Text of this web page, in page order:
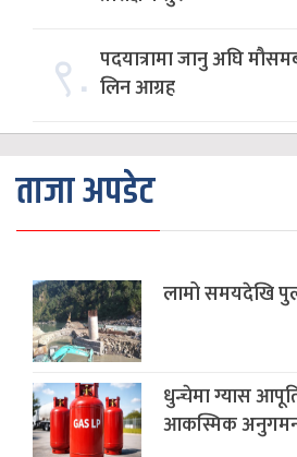
९. पदयात्रामा जानु अघि
लिन आग्रह
ताजा अपडेट
लामो समयदेखि
धुन्चेमा ग्यास
आकस्मिक